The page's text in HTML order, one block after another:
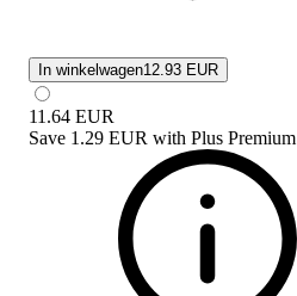
In winkelwagen12.93 EUR
11.64 EUR
Save 1.29 EUR with Plus Premium